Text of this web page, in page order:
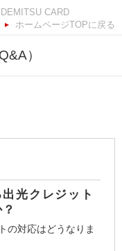
ホームページTOPに戻る
）
光クレジット
の対応はどうなりま